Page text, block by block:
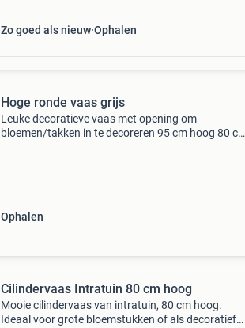
Zo goed als nieuw Ophalen
Hoge ronde vaas grijs
Leuke decoratieve vaas met opening om
bloemen/takken in te decoreren 95 cm hoog 80 cm
Ophalen
Cilindervaas Intratuin 80 cm hoog
Mooie cilindervaas van intratuin, 80 cm hoog.
Ideaal voor grote bloemstukken of als decoratief